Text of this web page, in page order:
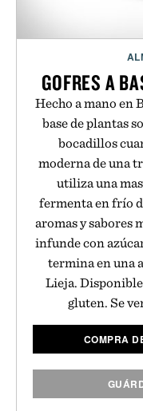
GOFRES A
Hecho a mano en
base de plantas
bocadillos
moderna de una
utiliza una
fermenta en frío
aromas y sabores
infunde con
termina en una
Lieja.
gluten. Se
COMPRA